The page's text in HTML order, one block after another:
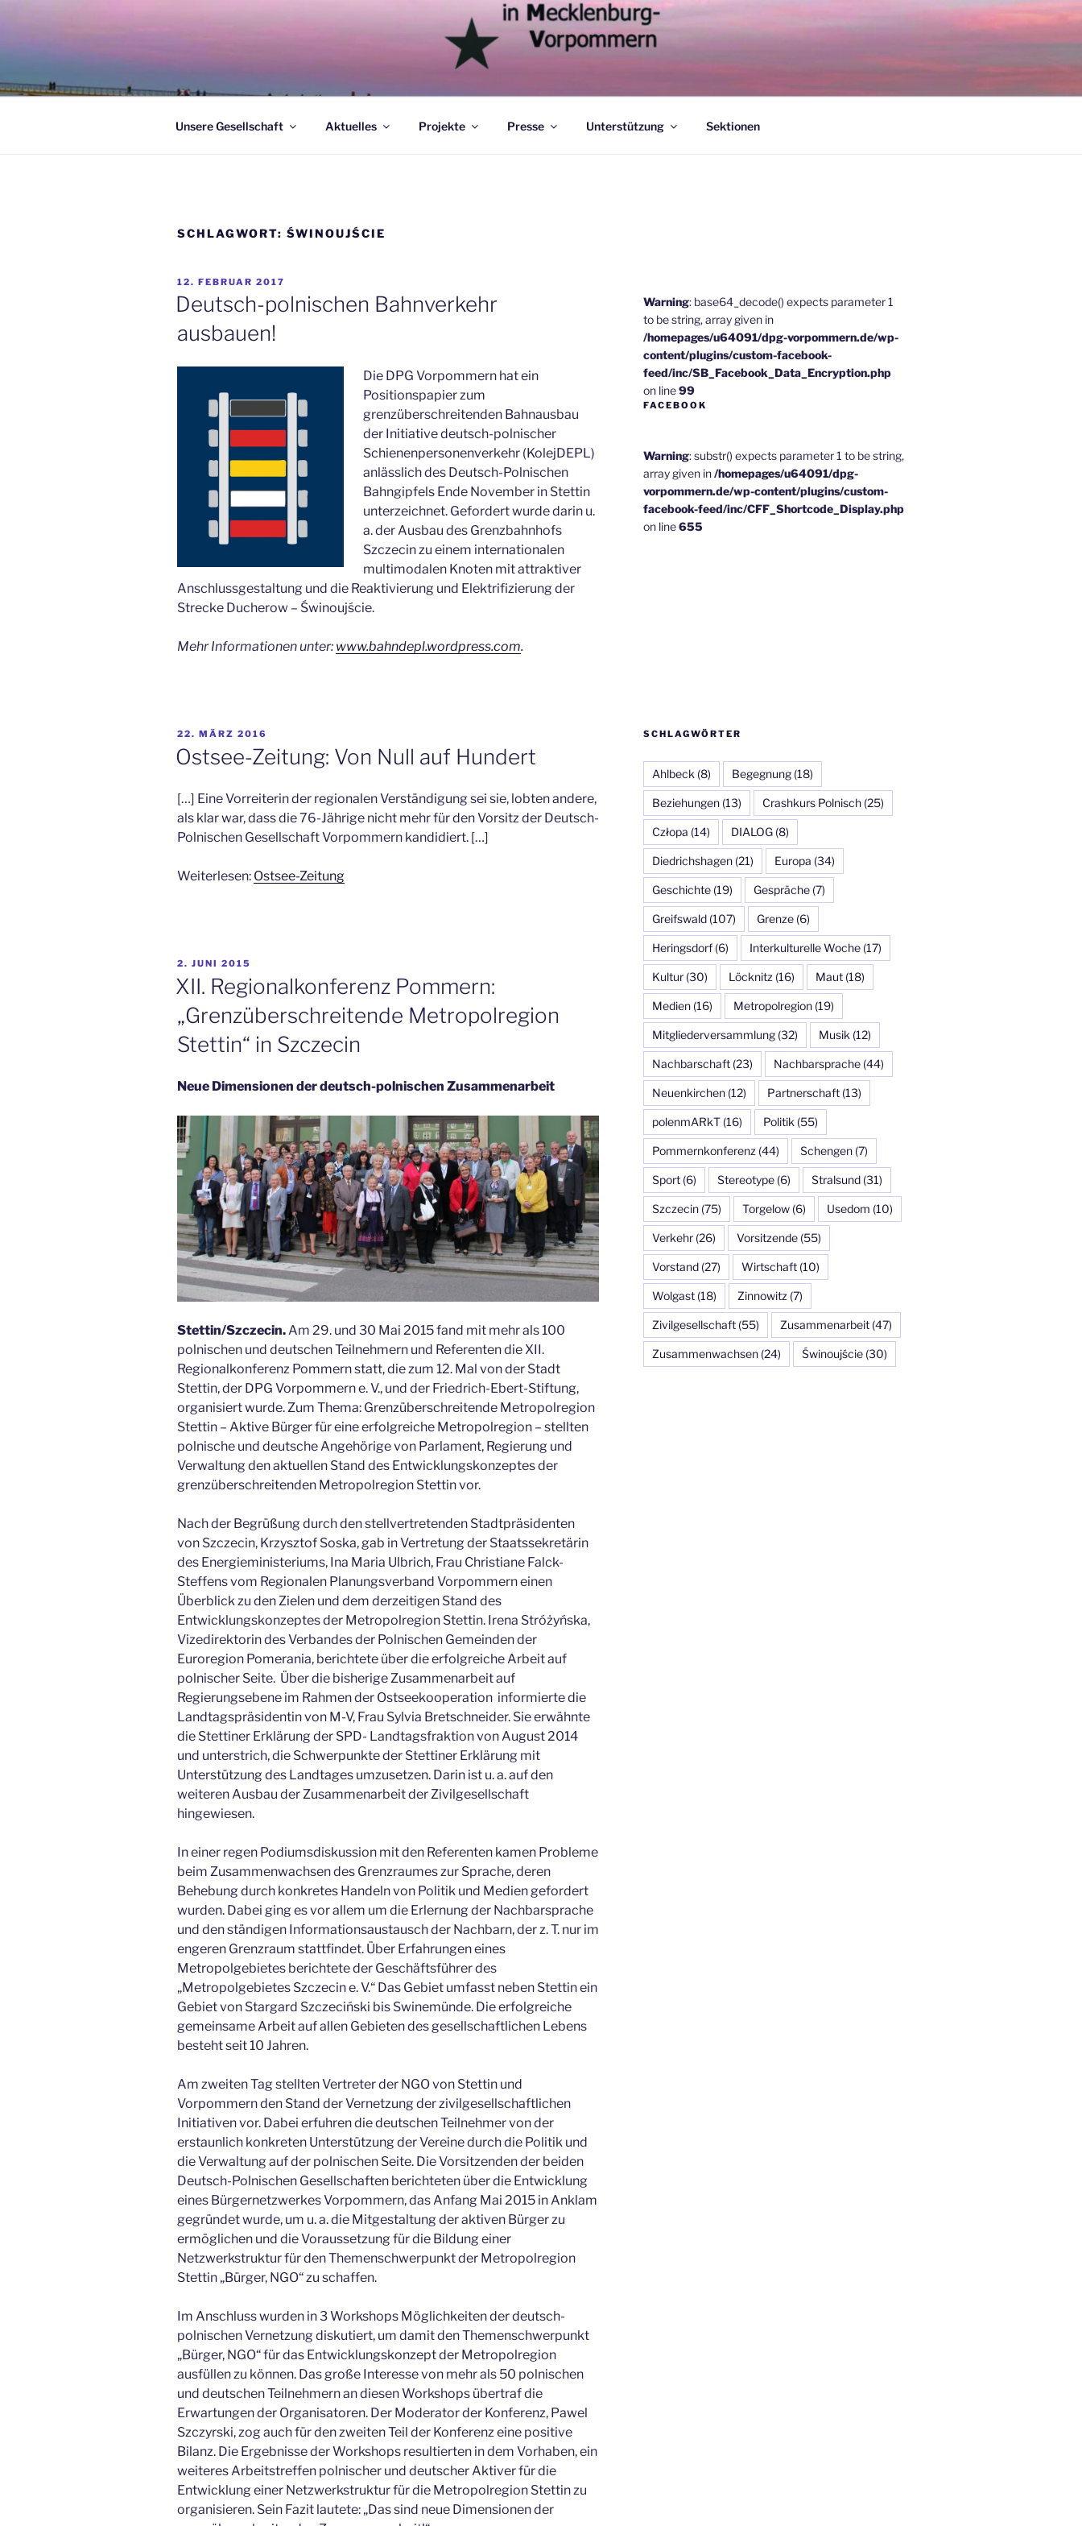
springen
Unsere Gesellschaft Aktuelles Projekte Presse Unterstützung Sektionen
SCHLAGWORT: ŚWINOUJŚCIE
VERÖFFENTLICHT
AM
12. FEBRUAR 2017
Deutsch-polnischen Bahnverkehr
ausbauen!
Die DPG Vorpommern hat ein
Positionspapier zum
grenzüberschreitenden Bahnausbau
der Initiative deutsch-polnischer
Schienenpersonenverkehr (KolejDEPL)
anlässlich des Deutsch-Polnischen
Bahngipfels Ende November in Stettin
unterzeichnet. Gefordert wurde darin u.
a. der Ausbau des Grenzbahnhofs
Szczecin zu einem internationalen
multimodalen Knoten mit attraktiver
Anschlussgestaltung und die Reaktivierung und Elektrifizierung der
Strecke Ducherow – Świnoujście.
Mehr Informationen unter: www.bahndepl.wordpress.com.
VERÖFFENTLICHT
22. MÄRZ 2016
Ostsee-Zeitung: Von Null auf Hundert
[…] Eine Vorreiterin der regionalen Verständigung sei sie, lobten andere,
als klar war, dass die 76-Jährige nicht mehr für den Vorsitz der Deutsch-
Polnischen Gesellschaft Vorpommern kandidiert. […]
Weiterlesen: Ostsee-Zeitung
VERÖFFENTLICHT
AM
2. JUNI 2015
XII. Regionalkonferenz Pommern:
„Grenzüberschreitende Metropolregion
Stettin“ in Szczecin
Neue Dimensionen der deutsch-polnischen Zusammenarbeit
Stettin/Szczecin.Am 29. und 30 Mai 2015 fand mit mehr als 100
polnischen und deutschen Teilnehmern und Referenten die XII.
Regionalkonferenz Pommern statt, die zum 12. Mal von der Stadt
Stettin, der DPG Vorpommern e. V., und der Friedrich-Ebert-Stiftung,
organisiert wurde. Zum Thema: Grenzüberschreitende Metropolregion
Stettin – Aktive Bürger für eine erfolgreiche Metropolregion – stellten
polnische und deutsche Angehörige von Parlament, Regierung und
Verwaltung den aktuellen Stand des Entwicklungskonzeptes der
grenzüberschreitenden Metropolregion Stettin vor.
Nach der Begrüßung durch den stellvertretenden Stadtpräsidenten
von Szczecin, Krzysztof Soska, gab in Vertretung der Staatssekretärin
des Energieministeriums, Ina Maria Ulbrich, Frau Christiane Falck-
Steffens vom Regionalen Planungsverband Vorpommern einen
Überblick zu den Zielen und dem derzeitigen Stand des
Entwicklungskonzeptes der Metropolregion Stettin. Irena Stróżyńska,
Vizedirektorin des Verbandes der Polnischen Gemeinden der
Euroregion Pomerania, berichtete über die erfolgreiche Arbeit auf
polnischer Seite. Über die bisherige Zusammenarbeit auf
Regierungsebene im Rahmen der Ostseekooperation informierte die
Landtagspräsidentin von M-V, Frau Sylvia Bretschneider. Sie erwähnte
die Stettiner Erklärung der SPD- Landtagsfraktion von August 2014
und unterstrich, die Schwerpunkte der Stettiner Erklärung mit
Unterstützung des Landtages umzusetzen. Darin ist u. a. auf den
weiteren Ausbau der Zusammenarbeit der Zivilgesellschaft
hingewiesen.
In einer regen Podiumsdiskussion mit den Referenten kamen Probleme
beim Zusammenwachsen des Grenzraumes zur Sprache, deren
Behebung durch konkretes Handeln von Politik und Medien gefordert
wurden. Dabei ging es vor allem um die Erlernung der Nachbarsprache
und den ständigen Informationsaustausch der Nachbarn, der z. T. nur im
engeren Grenzraum stattfindet. Über Erfahrungen eines
Metropolgebietes berichtete der Geschäftsführer des
„Metropolgebietes Szczecin e. V.“ Das Gebiet umfasst neben Stettin ein
Gebiet von Stargard Szczeciński bis Swinemünde. Die erfolgreiche
gemeinsame Arbeit auf allen Gebieten des gesellschaftlichen Lebens
besteht seit 10 Jahren.
Am zweiten Tag stellten Vertreter der NGO von Stettin und
Vorpommern den Stand der Vernetzung der zivilgesellschaftlichen
Initiativen vor. Dabei erfuhren die deutschen Teilnehmer von der
erstaunlich konkreten Unterstützung der Vereine durch die Politik und
die Verwaltung auf der polnischen Seite. Die Vorsitzenden der beiden
Deutsch-Polnischen Gesellschaften berichteten über die Entwicklung
eines Bürgernetzwerkes Vorpommern, das Anfang Mai 2015 in Anklam
gegründet wurde, um u. a. die Mitgestaltung der aktiven Bürger zu
ermöglichen und die Voraussetzung für die Bildung einer
Netzwerkstruktur für den Themenschwerpunkt der Metropolregion
Stettin „Bürger, NGO“ zu schaffen.
Im Anschluss wurden in 3 Workshops Möglichkeiten der deutsch-
polnischen Vernetzung diskutiert, um damit den Themenschwerpunkt
„Bürger, NGO“ für das Entwicklungskonzept der Metropolregion
ausfüllen zu können. Das große Interesse von mehr als 50 polnischen
und deutschen Teilnehmern an diesen Workshops übertraf die
Erwartungen der Organisatoren. Der Moderator der Konferenz, Pawel
Szczyrski, zog auch für den zweiten Teil der Konferenz eine positive
Bilanz. Die Ergebnisse der Workshops resultierten in dem Vorhaben, ein
weiteres Arbeitstreffen polnischer und deutscher Aktiver für die
Entwicklung einer Netzwerkstruktur für die Metropolregion Stettin zu
organisieren. Sein Fazit lautete: „Das sind neue Dimensionen der
Warning: base64_decode() expects parameter 1
to be string, array given in
/homepages/u64091/dpg-vorpommern.de/wp-
content/plugins/custom-facebook-
feed/inc/SB_Facebook_Data_Encryption.php
on line99
FACEBOOK
Warning: substr() expects parameter 1 to be string,
array given in/homepages/u64091/dpg-
vorpommern.de/wp-content/plugins/custom-
facebook-feed/inc/CFF_Shortcode_Display.php
on line655
SCHLAGWÖRTER
Ahlbeck (8) Begegnung(18)
Beziehungen(13) Crashkurs Polnisch(25)
Człopa (14) DIALOG(8)
Diedrichshagen(21) Europa (34)
Geschichte(19) Gespräche(7)
Greifswald(107) Grenze(6)
Heringsdorf(6) Interkulturelle Woche(17)
Kultur(30) Löcknitz (16) Maut(18)
Medien(16) Metropolregion(19)
Mitgliederversammlung(32) Musik (12)
Nachbarschaft(23) Nachbarsprache(44)
Neuenkirchen(12) Partnerschaft(13)
polenmARkT(16) Politik (55)
Pommernkonferenz (44) Schengen(7)
Sport(6) Stereotype(6) Stralsund(31)
Szczecin(75) Torgelow(6) Usedom (10)
Verkehr(26) Vorsitzende(55)
Vorstand(27) Wirtschaft(10)
Wolgast(18) Zinnowitz (7)
Zivilgesellschaft(55) Zusammenarbeit(47)
Zusammenwachsen(24) Świnoujście(30)